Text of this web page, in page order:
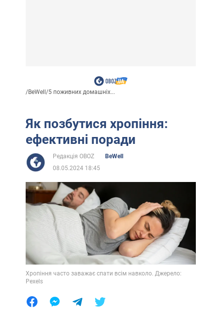
/BeWell /5 поживних домашніх...
Як позбутися хропіння:
ефективні поради
Редакція OBOZ
BeWell
08.05.2024 18:45
Хропіння часто заважає спати всім навколо. Джерело:
Pexels